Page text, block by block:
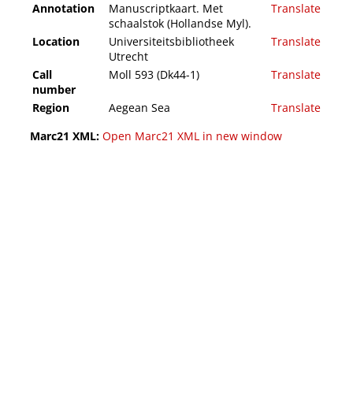
Annotation
Manuscriptkaart. Met
schaalstok (Hollandse Myl).
Translate
Location
Universiteitsbibliotheek
Utrecht
Translate
Call
number
Moll 593 (Dk44-1) Translate
Region Aegean Sea
Translate
Marc21 XML: Open Marc21 XML in new window